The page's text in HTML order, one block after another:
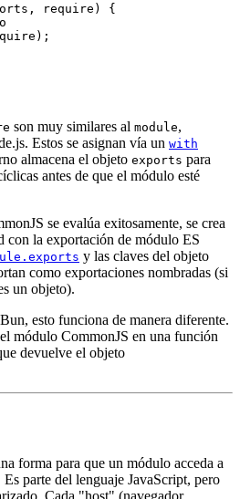
, require ) {
son muy similares al module,
Estos se asignan vía un with
almacena el objeto exports para
antes de que el módulo esté
se evalúa exitosamente, se crea
con la exportación de módulo ES
y las claves del objeto
como exportaciones nombradas (si
un objeto).
esto funciona de manera diferente.
módulo CommonJS en una función
devuelve el objeto
forma para que un módulo acceda a
parte del lenguaje JavaScript, pero
Cada "host" (navegador,